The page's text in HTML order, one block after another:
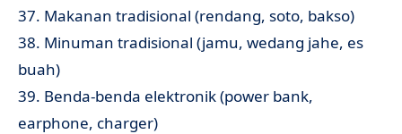
37. Makanan tradisional (rendang, soto, bakso)
38. Minuman tradisional (jamu, wedang jahe, es
buah)
39. Benda-benda elektronik (power bank,
earphone, charger)